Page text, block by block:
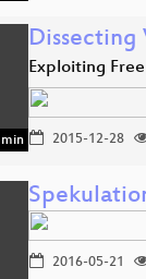
Dissecting
Exploiting
2015-12-28
2016-05-21